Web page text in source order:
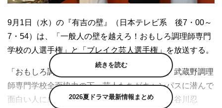
9月1日（水）の『有吉の壁』（日本テレビ系 後7・00～
7・54）は、「一般人の壁を越えろ！おもしろ調理師専門
学校の人選手権」と「ブレイク芸人選手権」を放送する。
「おもしろ調理師専門学校の人選手権」では、武蔵野調理
師専門学校全面協力の下、芸人たちがキャンパスに潜んで
面白い人に成り切る。シソンヌ・じろうは、長谷川忍
続きを読む
2026夏ドラマ最新情報まとめ